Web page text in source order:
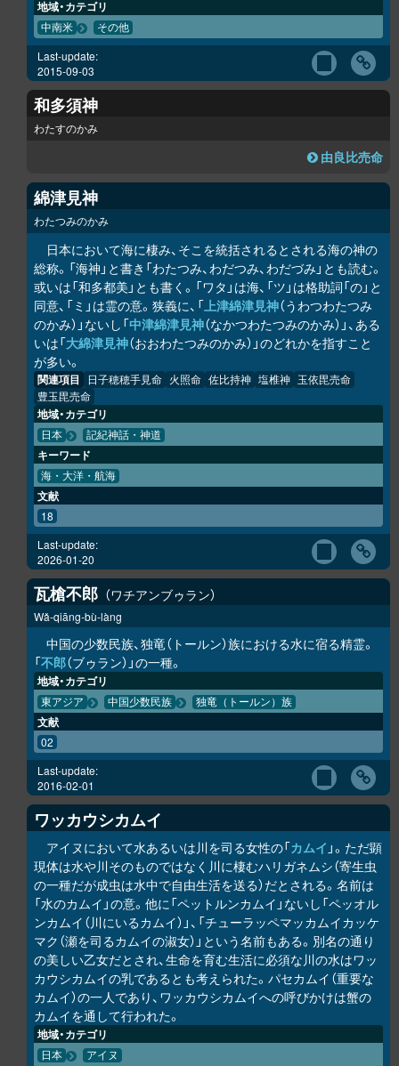
地域・カテゴリ
中南米 その他
Last-update:
2015-09-03
和多須神
わたすのかみ
由良比売命
綿津見神
わたつみのかみ
日本において海に棲み、そこを統括されるとされる海の神の
総称。「海神」と書き「わたつみ、わだつみ、わだづみ」とも読む。
或いは「和多都美」とも書く。「ワタ」は海、「ツ」は格助詞「の」と
同意、「ミ」は霊の意。狭義に、「上津綿津見神（うわつわたつみ
のかみ）」ないし「中津綿津見神（なかつわたつみのかみ）」、ある
いは「大綿津見神（おおわたつみのかみ）」のどれかを指すこと
が多い。
関連項目 日子穂穂手見命 火照命 佐比持神 塩椎神 玉依毘売命
豊玉毘売命
地域・カテゴリ
日本 記紀神話・神道
キーワード
海・大洋・航海
文献
18
Last-update:
2026-01-20
瓦槍不郎 ワチアンブゥラン
Wǎ-qiāng-bù-làng
中国の少数民族、独竜（トールン）族における水に宿る精霊。
「不郎（ブゥラン）」の一種。
地域・カテゴリ
東アジア 中国少数民族 独竜（トールン）族
文献
02
Last-update:
2016-02-01
ワッカウシカムイ
アイヌにおいて水あるいは川を司る女性の「カムイ 」。ただ顕
現体は水や川そのものではなく川に棲むハリガネムシ（寄生虫
の一種だが成虫は水中で自由生活を送る）だとされる。名前は
「水のカムイ」の意。他に「ペットルンカムイ」ないし「ペッオル
ンカムイ（川にいるカムイ）」、「チューラッペマッカムイカッケ
マク（瀬を司るカムイの淑女）」という名前もある。別名の通り
の美しい乙女だとされ、生命を育む生活に必須な川の水はワッ
カウシカムイの乳であるとも考えられた。パセカムイ（重要な
カムイ）の一人であり、ワッカウシカムイへの呼びかけは蟹の
カムイを通して行われた。
地域・カテゴリ
日本 アイヌ